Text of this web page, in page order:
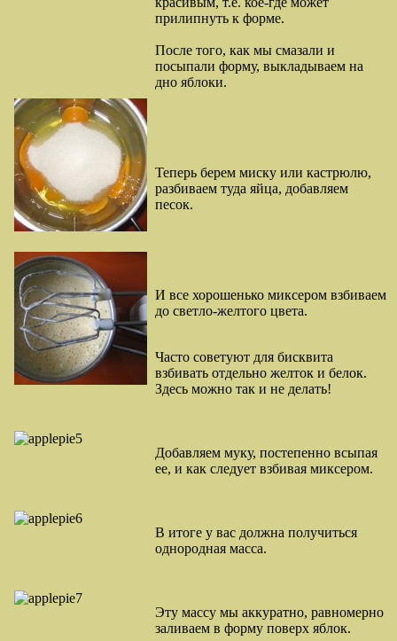
прилипнуть к форме.
После того, как мы смазали и
посыпали форму, выкладываем на
дно яблоки.
Теперь берем миску или кастрюлю,
разбиваем туда яйца, добавляем
песок.
И все хорошенько миксером взбиваем
до светло-желтого цвета.
Часто советуют для бисквита
взбивать отдельно желток и белок.
Здесь можно так и не делать!
Добавляем муку, постепенно всыпая
ее, и как следует взбивая миксером.
В итоге у вас должна получиться
однородная масса.
Эту массу мы аккуратно, равномерно
заливаем в форму поверх яблок.